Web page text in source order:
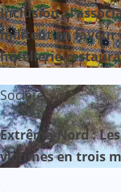
Inclusion :
militent en faveur
hôtellerie-
Société
Extrême-Nord :
victimes en trois